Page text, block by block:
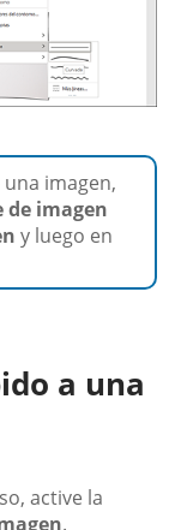
imagen,
de imagen
y luego en
a una
active la
.